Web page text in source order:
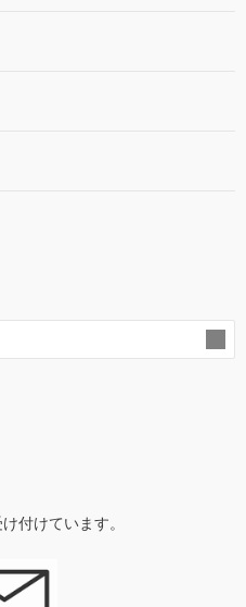
付けています。